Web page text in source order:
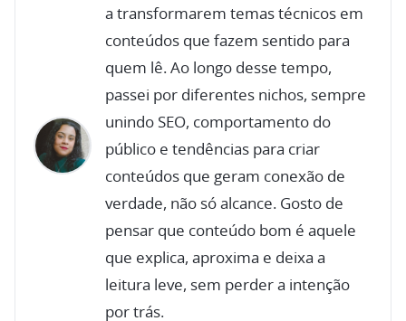
a transformarem temas técnicos em
conteúdos que fazem sentido para
quem lê. Ao longo desse tempo,
passei por diferentes nichos, sempre
unindo SEO, comportamento do
público e tendências para criar
conteúdos que geram conexão de
verdade, não só alcance. Gosto de
pensar que conteúdo bom é aquele
que explica, aproxima e deixa a
leitura leve, sem perder a intenção
por trás.